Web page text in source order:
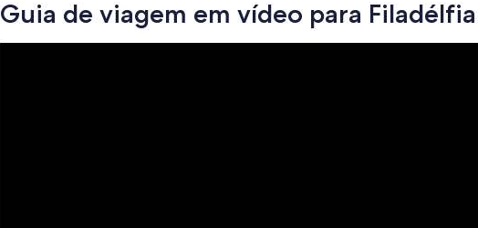
Rua
Guia de viagem em vídeo para Filadélfia